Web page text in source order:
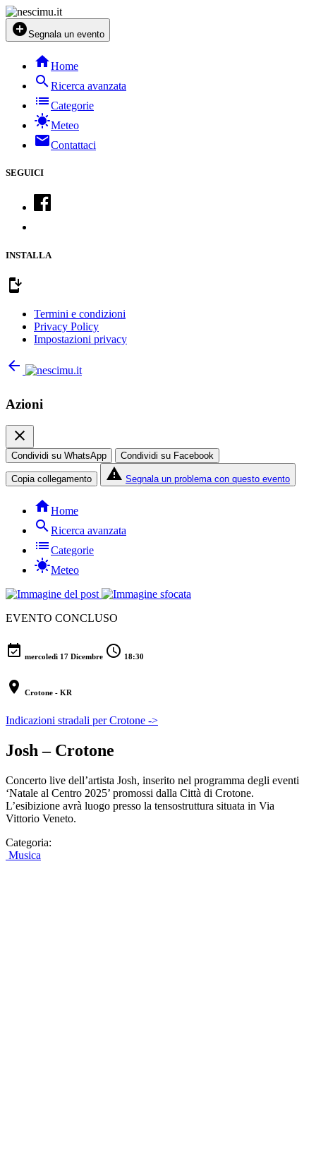
add_circleSegnala un evento
homeHome
searchRicerca avanzata
listCategorie
sunnyMeteo
mailContattaci
SEGUICI
INSTALLA
install_mobile
Termini e condizioni
Privacy Policy
Impostazioni privacy
arrow_back
Azioni
close
Condividi su WhatsApp Condividi su Facebook
Copia collegamento report_problem Segnala un problema con questo evento
homeHome
searchRicerca avanzata
listCategorie
sunnyMeteo
EVENTO CONCLUSO
event_available mercoledì 17 Dicembre schedule 18:30
location_on Crotone - KR
Indicazioni stradali per Crotone ->
Josh – Crotone
Concerto live dell’artista Josh, inserito nel programma degli eventi
‘Natale al Centro 2025’ promossi dalla Città di Crotone.
L’esibizione avrà luogo presso la tensostruttura situata in Via
Vittorio Veneto.
Categoria:
Musica